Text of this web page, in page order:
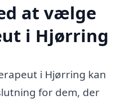
at vælge
i Hjørring
i Hjørring kan
for dem, der